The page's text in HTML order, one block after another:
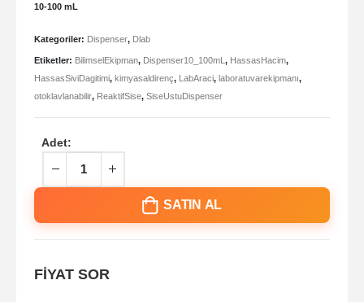
10-100 mL
Kategoriler: Dispenser, Dlab
Etiketler: BilimselEkipman, Dispenser10_100mL , HassasHacim,
HassasSiviDagitimi, kimyasaldirenç, LabAraci, laboratuvarekipmanı,
otoklavlanabilir, ReaktifSise, SiseUstuDispenser
Adet:
SATIN AL
FİYAT SOR